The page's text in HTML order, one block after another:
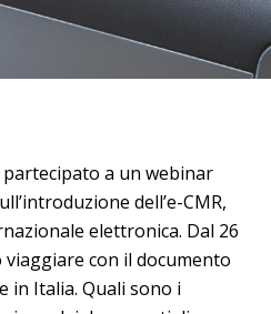
a un webinar
dell’e-CMR,
elettronica. Dal 26
con il documento
in Italia. Quali sono i